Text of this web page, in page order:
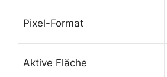
Pixel-Format
Aktive Fläche